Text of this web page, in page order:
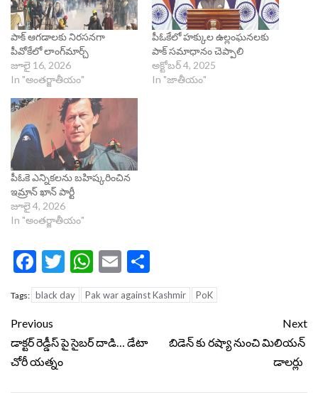
పాక్ ఆగడాలకు నిరసనగా
పీవోకేలో లాంగ్‌మార్చ్
జూలై 16, 2026
In "అంతర్జాతీయం"
పీఓకేలో హక్కుల ఉల్లంఘనలకు
పాక్ సమాధానం చెప్పాలి
అక్టోబర్ 4, 2025
In "జాతీయం"
పీఓకె ఎన్నికలను బహిష్కరించిన
ఇమ్రాన్ ఖాన్ పార్టీ
జూలై 4, 2026
In "అంతర్జాతీయం"
Facebook
Twitter
WhatsApp
Email
Tags: black day Pak war against Kashmir PoK
Continue
Reading
Previous
డాక్టర్‌ రెడ్డీస్‌ పై సైబర్ దాడి… డేటా
చోరీ యత్నం
Next
బిడెన్ కు రష్యా నుంచి మిలియన్
డాలర్లు